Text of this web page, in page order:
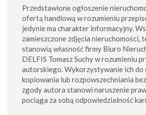
Przedstawione ogłoszenie
ofertą handlową w rozumieniu
jedynie ma charakter informacyjny.
zamieszczone zdjęcia nieruchomości,
stanowią własność firmy Biuro
DELFIS Tomasz Suchy w rozumieniu
autorskiego. Wykorzystywanie ich do
kopiowania lub rozpowszechniania
zgody autora stanowi naruszenie
pociąga za sobą odpowiedzialność